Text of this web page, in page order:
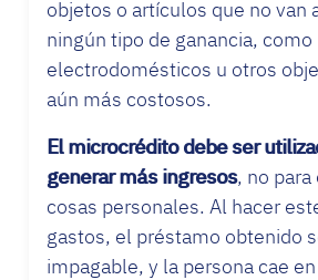
objetos o artículos que no van
ningún tipo de ganancia, como
electrodomésticos u otros
aún más costosos.
El microcrédito debe ser
generar más ingresos, no
cosas personales. Al hacer
gastos, el préstamo obtenido
impagable, y la persona cae